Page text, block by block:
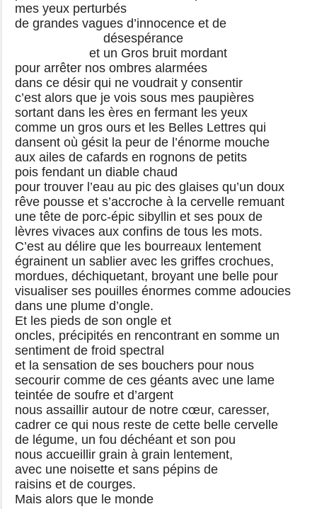
mes yeux perturbés
de grandes vagues d’innocence et de
désespérance
et un Gros bruit mordant
pour arrêter nos ombres alarmées
dans ce désir qui ne voudrait y consentir
c’est alors que je vois sous mes paupières
sortant dans les ères en fermant les yeux
comme un gros ours et les Belles Lettres qui
dansent où gésit la peur de l’énorme mouche
aux ailes de cafards en rognons de petits
pois fendant un diable chaud
pour trouver l’eau au pic des glaises qu’un doux
rêve pousse et s’accroche à la cervelle remuant
une tête de porc-épic sibyllin et ses poux de
lèvres vivaces aux confins de tous les mots.
C’est au délire que les bourreaux lentement
égrainent un sablier avec les griffes crochues,
mordues, déchiquetant, broyant une belle pour
visualiser ses pouilles énormes comme adoucies
dans une plume d’ongle.
Et les pieds de son ongle et
oncles, précipités en rencontrant en somme un
sentiment de froid spectral
et la sensation de ses bouchers pour nous
secourir comme de ces géants avec une lame
teintée de soufre et d’argent
nous assaillir autour de notre cœur, caresser,
cadrer ce qui nous reste de cette belle cervelle
de légume, un fou déchéant et son pou
nous accueillir grain à grain lentement,
avec une noisette et sans pépins de
raisins et de courges.
Mais alors que le monde